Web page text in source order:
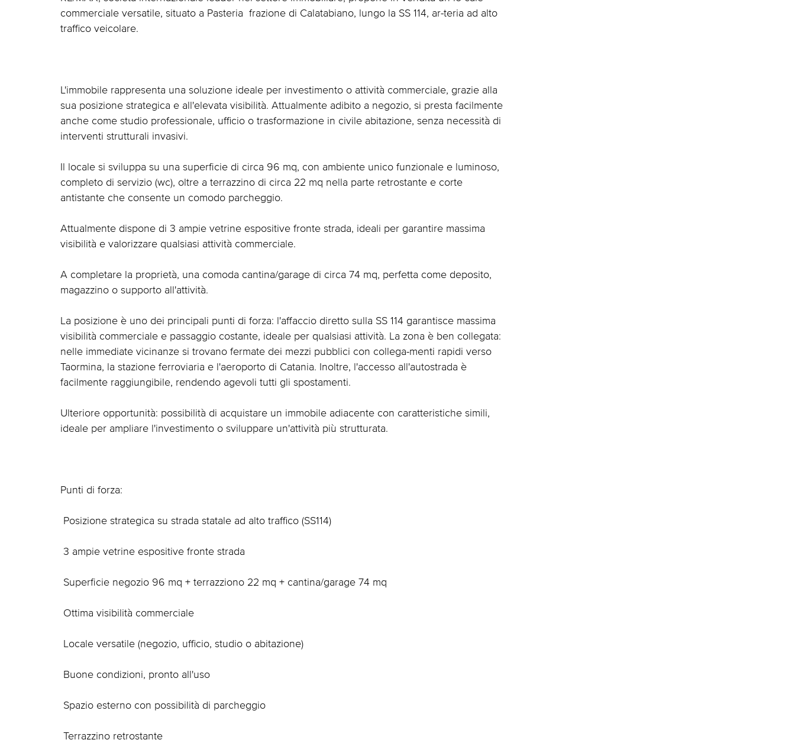
commerciale versatile, situato a Pasteria  frazione di Calatabiano, lungo la SS 114, ar-teria ad alto
traffico veicolare.
L'immobile rappresenta una soluzione ideale per investimento o attività commerciale, grazie alla
sua posizione strategica e all'elevata visibilità. Attualmente adibito a negozio, si presta facilmente
anche come studio professionale, ufficio o trasformazione in civile abitazione, senza necessità di
interventi strutturali invasivi.
Il locale si sviluppa su una superficie di circa 96 mq, con ambiente unico funzionale e luminoso,
completo di servizio (wc), oltre a terrazzino di circa 22 mq nella parte retrostante e corte
antistante che consente un comodo parcheggio.
Attualmente dispone di 3 ampie vetrine espositive fronte strada, ideali per garantire massima
visibilità e valorizzare qualsiasi attività commerciale.
A completare la proprietà, una comoda cantina/garage di circa 74 mq, perfetta come deposito,
magazzino o supporto all'attività.
La posizione è uno dei principali punti di forza: l'affaccio diretto sulla SS 114 garantisce massima
visibilità commerciale e passaggio costante, ideale per qualsiasi attività. La zona è ben collegata:
nelle immediate vicinanze si trovano fermate dei mezzi pubblici con collega-menti rapidi verso
Taormina, la stazione ferroviaria e l'aeroporto di Catania. Inoltre, l'accesso all'autostrada è
facilmente raggiungibile, rendendo agevoli tutti gli spostamenti.
Ulteriore opportunità: possibilità di acquistare un immobile adiacente con caratteristiche simili,
ideale per ampliare l'investimento o sviluppare un'attività più strutturata.
Punti di forza:
 Posizione strategica su strada statale ad alto traffico (SS114)
 3 ampie vetrine espositive fronte strada
 Superficie negozio 96 mq + terrazziono 22 mq + cantina/garage 74 mq
 Ottima visibilità commerciale
 Locale versatile (negozio, ufficio, studio o abitazione)
 Buone condizioni, pronto all'uso
 Spazio esterno con possibilità di parcheggio
 Terrazzino retrostante